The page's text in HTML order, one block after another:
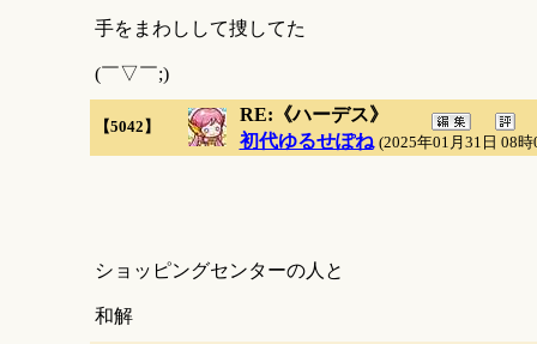
手をまわしして捜してた
(￣▽￣;)
【5042】
RE:《ハーデス》
初代ゆるせぽね (2025年01月31日 08時
ショッピングセンターの人と
和解